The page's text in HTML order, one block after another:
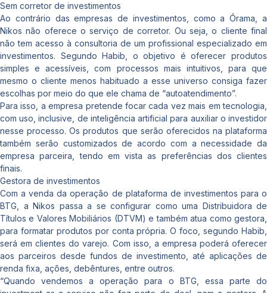
Sem corretor de investimentos
Ao contrário das empresas de investimentos, como a Órama, a
Nikos não oferece o serviço de corretor. Ou seja, o cliente final
não tem acesso à consultoria de um profissional especializado em
investimentos. Segundo Habib, o objetivo é oferecer produtos
simples e acessíveis, com processos mais intuitivos, para que
mesmo o cliente menos habituado a esse universo consiga fazer
escolhas por meio do que ele chama de “autoatendimento”.
Para isso, a empresa pretende focar cada vez mais em tecnologia,
com uso, inclusive, de inteligência artificial para auxiliar o investidor
nesse processo. Os produtos que serão oferecidos na plataforma
também serão customizados de acordo com a necessidade da
empresa parceira, tendo em vista as preferências dos clientes
finais.
Gestora de investimentos
Com a venda da operação de plataforma de investimentos para o
BTG, a Nikos passa a se configurar como uma Distribuidora de
Títulos e Valores Mobiliários (DTVM) e também atua como gestora,
para formatar produtos por conta própria. O foco, segundo Habib,
será em clientes do varejo. Com isso, a empresa poderá oferecer
aos parceiros desde fundos de investimento, até aplicações de
renda fixa, ações, debêntures, entre outros.
“Quando vendemos a operação para o BTG, essa parte do